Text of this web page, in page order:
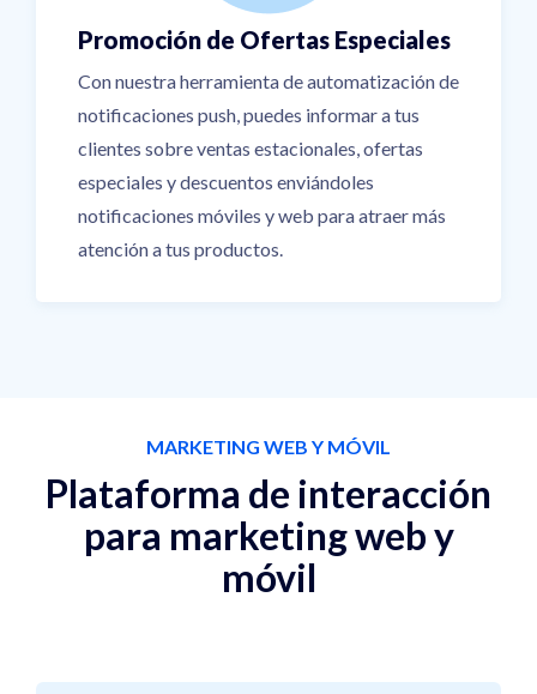
Promoción de Ofertas Especiales
Con nuestra herramienta de automatización de
notificaciones push, puedes informar a tus
clientes sobre ventas estacionales, ofertas
especiales y descuentos enviándoles
notificaciones móviles y web para atraer más
atención a tus productos.
MARKETING WEB Y MÓVIL
Plataforma de interacción
para marketing web y
móvil